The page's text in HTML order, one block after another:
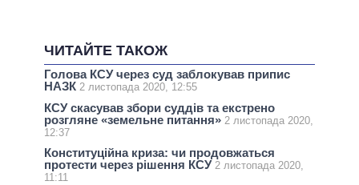
ЧИТАЙТЕ ТАКОЖ
Голова КСУ через суд заблокував припис
НАЗК 2 листопада 2020, 12:55
КСУ скасував збори суддів та екстрено
розгляне «земельне питання» 2 листопада 2020,
12:37
Конституційна криза: чи продовжаться
протести через рішення КСУ 2 листопада 2020,
11:11